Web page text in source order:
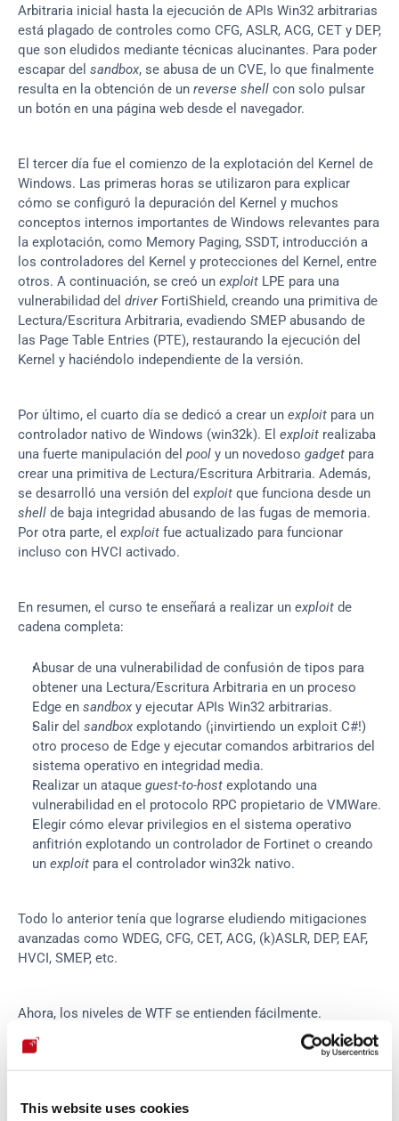
This website uses cookies
Arbitraria inicial hasta la ejecución de APIs Win32 arbitrarias
está plagado de controles como CFG, ASLR, ACG, CET y DEP,
que son eludidos mediante técnicas alucinantes. Para poder
escapar del sandbox, se abusa de un CVE, lo que finalmente
resulta en la obtención de un reverse shell con solo pulsar
un botón en una página web desde el navegador.
El tercer día fue el comienzo de la explotación del Kernel de
Windows. Las primeras horas se utilizaron para explicar
cómo se configuró la depuración del Kernel y muchos
conceptos internos importantes de Windows relevantes para
la explotación, como Memory Paging, SSDT, introducción a
los controladores del Kernel y protecciones del Kernel, entre
otros. A continuación, se creó un exploit LPE para una
vulnerabilidad del driver FortiShield, creando una primitiva de
Lectura/Escritura Arbitraria, evadiendo SMEP abusando de
las Page Table Entries (PTE), restaurando la ejecución del
Kernel y haciéndolo independiente de la versión.
Por último, el cuarto día se dedicó a crear un exploit para un
controlador nativo de Windows (win32k). El exploit realizaba
una fuerte manipulación del pool y un novedoso gadget para
crear una primitiva de Lectura/Escritura Arbitraria. Además,
se desarrolló una versión del exploit
shell de baja integridad abusando de las fugas de memoria.
Por otra parte, el exploit fue actualizado para funcionar
incluso con HVCI activado.
En resumen, el curso te enseñará a realizar un exploit de
cadena completa:
Abusar de una vulnerabilidad de confusión de tipos para
obtener una Lectura/Escritura Arbitraria en un proceso
Edge en sandbox y ejecutar APIs Win32 arbitrarias.
Salir del sandbox explotando (¡invirtiendo un exploit C#!)
otro proceso de Edge y ejecutar comandos arbitrarios del
sistema operativo en integridad media.
Realizar un ataque guest-to-host explotando una
vulnerabilidad en el protocolo RPC propietario de VMWare.
Elegir cómo elevar privilegios en el sistema operativo
anfitrión explotando un controlador de Fortinet o creando
un exploit para el controlador win32k nativo.
Todo lo anterior tenía que lograrse eludiendo mitigaciones
avanzadas como WDEG, CFG, CET, ACG, (k)ASLR, DEP, EAF,
HVCI, SMEP, etc.
Ahora, los niveles de WTF se entienden fácilmente.
Resaca después del curso